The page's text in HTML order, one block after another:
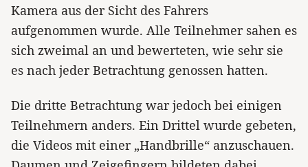
Kamera aus der Sicht des Fahrers
aufgenommen wurde. Alle Teilnehmer sahen es
sich zweimal an und bewerteten, wie sehr sie
es nach jeder Betrachtung genossen hatten.
Die dritte Betrachtung war jedoch bei einigen
Teilnehmern anders. Ein Drittel wurde gebeten,
die Videos mit einer „Handbrille“ anzuschauen.